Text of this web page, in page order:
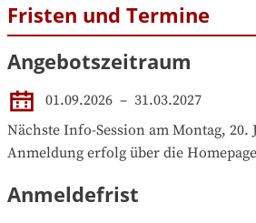
Fristen und Termine
Angebotszeitraum
01.09.2026 – 31.03.2027
Nächste Info-Session am Montag, 20.
Anmeldung erfolg über die
Anmeldefrist